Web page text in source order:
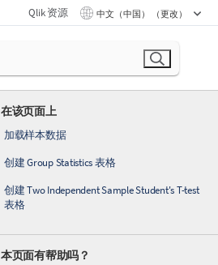
Qlik 资源 中文（中国） （更改）
在该页面上
加载样本数据
创建 Group Statistics 表格
创建 Two Independent Sample Student's T-test
表格
本页面有帮助吗？